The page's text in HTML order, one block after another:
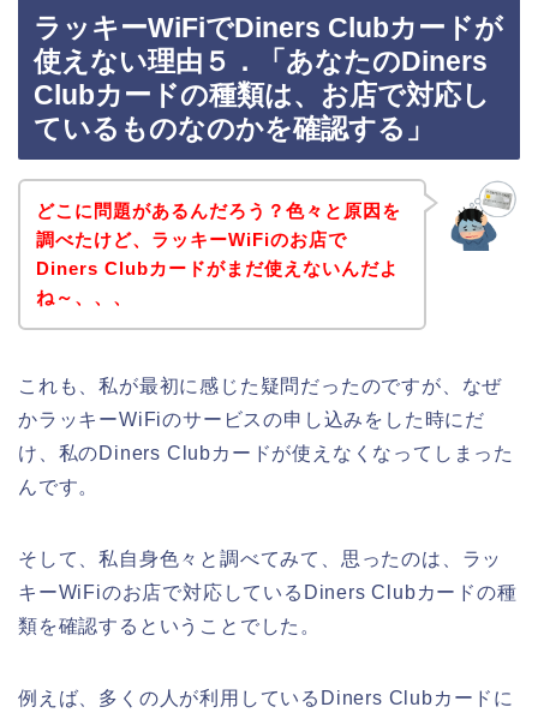
ラッキーWiFiでDiners Clubカードが
使えない理由５．「あなたのDiners
Clubカードの種類は、お店で対応し
ているものなのかを確認する」
どこに問題があるんだろう？色々と原因を
調べたけど、ラッキーWiFiのお店で
Diners Clubカードがまだ使えないんだよ
ね～、、、
これも、私が最初に感じた疑問だったのですが、なぜ
かラッキーWiFiのサービスの申し込みをした時にだ
け、私のDiners Clubカードが使えなくなってしまった
んです。
そして、私自身色々と調べてみて、思ったのは、ラッ
キーWiFiのお店で対応しているDiners Clubカードの種
類を確認するということでした。
例えば、多くの人が利用しているDiners Clubカードに